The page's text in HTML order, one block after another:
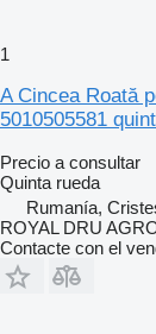
1
A Cincea Roată
5010505581
Precio a consultar
Quinta rueda
Rumanía,
ROYAL DRU
Contacte con el